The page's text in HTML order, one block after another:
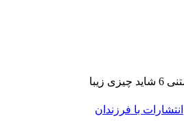
انتشارات با فرزندان